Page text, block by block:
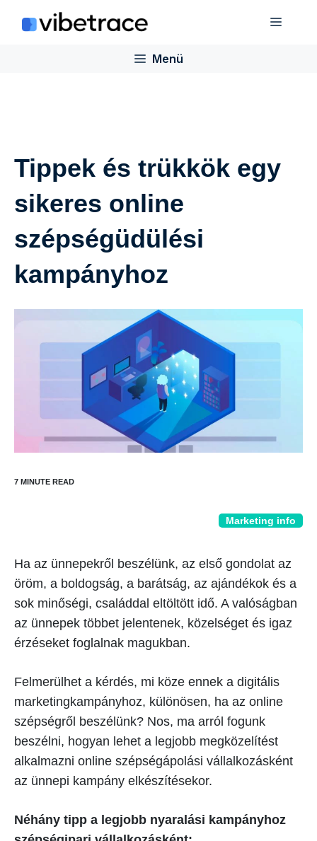
Menü
Menü
Tippek és trükkök egy
sikeres online
szépségüdülési
kampányhoz
Marketing info
Ha az ünnepekről beszélünk, az első gondolat az
öröm, a boldogság, a barátság, az ajándékok és a
sok minőségi, családdal eltöltött idő. A valóságban
az ünnepek többet jelentenek, közelséget és igaz
érzéseket foglalnak magukban.
Felmerülhet a kérdés, mi köze ennek a digitális
marketingkampányhoz, különösen, ha az online
szépségről beszélünk? Nos, ma arról fogunk
beszélni, hogyan lehet a legjobb megközelítést
alkalmazni online szépségápolási vállalkozásként
az ünnepi kampány elkészítésekor.
Néhány tipp a legjobb nyaralási kampányhoz